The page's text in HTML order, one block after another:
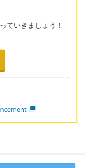
ていきましょう！